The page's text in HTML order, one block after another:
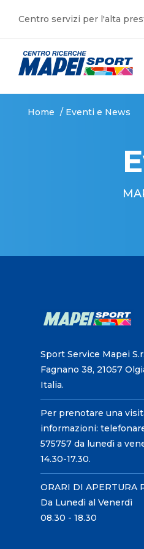
Centro servizi per l'alta
Home / Eventi e News
Sport Service Mapei
Fagnano 38, 21057
Italia.
Per prenotare una
informazioni:
575757 da lunedì a
14.30-17.30.
ORARI DI APERTURA
Da Lunedì al Venerdì
08.30 - 18.30